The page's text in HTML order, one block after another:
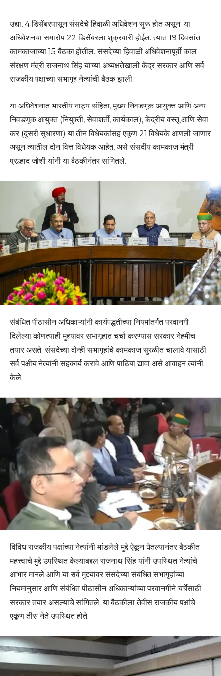
उद्या, 4 डिसेंबरपासून संसदेचे हिवाळी अधिवेशन सुरू होत असून या
अधिवेशनचा समारोप 22 डिसेंबरला शुक्रवारी होईल. त्यात 19 दिवसांत
कामकाजाच्या 15 बैठका होतील. संसदेच्या हिवाळी अधिवेशनापूर्वी काल
संरक्षण मंत्री राजनाथ सिंह यांच्या अध्यक्षतेखाली केंद्र सरकार आणि सर्व
राजकीय पक्षाच्या सभागृह नेत्यांची बैठक झाली.
या अधिवेशनात भारतीय नाट्य संहिता, मुख्य निवडणूक आयुक्त आणि अन्य
निवडणूक आयुक्त (नियुक्ती, सेवाशर्ती, कार्यकाल), केंद्रीय वस्तू आणि सेवा
कर (दुसरी सुधारणा) या तीन विधेयकांसह एकूण 21 विधेयके आणली जाणार
असून त्यातील दोन वित्त विधेयक आहेत, असे संसदीय कामकाज मंत्री
प्रल्हाद जोशी यांनी या बैठकीनंतर सांगितले.
संबंधित पीठासीन अधिकाऱ्यांनी कार्यपद्धतीच्या नियमांतर्गत परवानगी
दिलेल्या कोणत्याही मुद्द्यावर सभागृहात चर्चा करण्यास सरकार नेहमीच
तयार असते. संसदेच्या दोन्ही सभागृहांचे कामकाज सुरळीत चालावे यासाठी
सर्व पक्षीय नेत्यांनी सहकार्य करावे आणि पाठिंबा द्यावा असे आवाहन त्यांनी
केले.
विविध राजकीय पक्षांच्या नेत्यांनी मांडलेले मुद्दे ऐकून घेतल्यानंतर बैठकीत
महत्त्वाचे मुद्दे उपस्थित केल्याबद्दल राजनाथ सिंह यांनी उपस्थित नेत्यांचे
आभार मानले आणि या सर्व मुद्द्यांवर संसदेच्या संबंधित सभागृहांच्या
नियमांनुसार आणि संबंधित पीठासीन अधिकाऱ्यांच्या परवानगीने चर्चेसाठी
सरकार तयार असल्याचे सांगितले. या बैठकीला तेवीस राजकीय पक्षांचे
एकूण तीस नेते उपस्थित होते.